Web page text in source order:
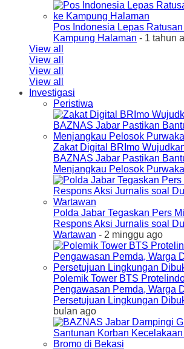
Pos Indonesia Lepas
Kampung Halaman - 1 tahun
View all
View all
View all
View all
Investigasi
Peristiwa
Zakat Digital BRImo
BAZNAS Jabar Pastikan
Menjangkau Pelosok
Polda Jabar Tegaskan Pers
Respons Aksi Jurnalis soal
Wartawan - 2 minggu ago
Polemik Tower BTS
Pengawasan Pemda, Warga
Persetujuan Lingkungan
bulan ago